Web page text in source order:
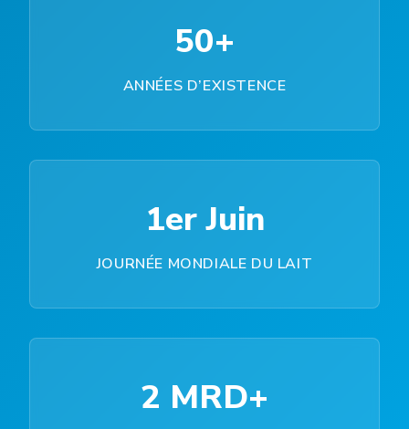
50+
ANNÉES D’EXISTENCE
1er Juin
JOURNÉE MONDIALE DU LAIT
2 MRD+